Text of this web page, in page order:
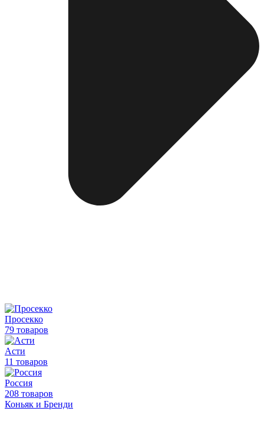
Просекко
79 товаров
Асти
11 товаров
Россия
208 товаров
Коньяк и Бренди